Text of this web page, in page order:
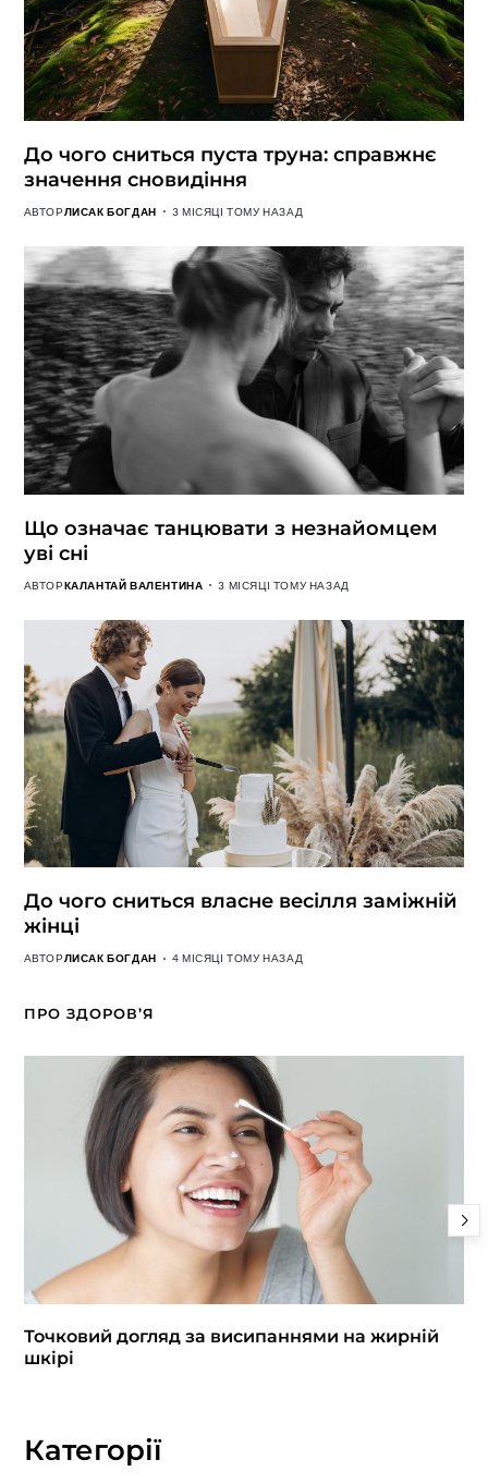
До чого сниться пуста труна: справжнє
значення сновидіння
АВТОРЛИСАК БОГДАН 3 МІСЯЦІ ТОМУ НАЗАД
Що означає танцювати з незнайомцем
уві сні
АВТОРКАЛАНТАЙ ВАЛЕНТИНА 3 МІСЯЦІ ТОМУ НАЗАД
До чого сниться власне весілля заміжній
жінці
АВТОРЛИСАК БОГДАН 4 МІСЯЦІ ТОМУ НАЗАД
ПРО ЗДОРОВ’Я
Точковий догляд за висипаннями на жирній
шкірі
Категорії